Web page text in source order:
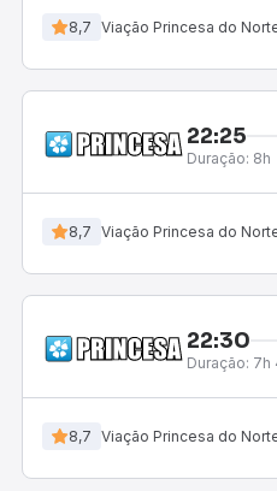
8,7 Viação Princesa do
22:25
Duração: 8h
8,7 Viação Princesa do
22:30
Duração: 7h
8,7 Viação Princesa do